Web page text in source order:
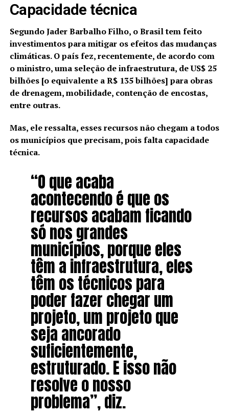
Capacidade técnica
Segundo Jader Barbalho Filho, o Brasil tem feito
investimentos para mitigar os efeitos das mudanças
climáticas. O país fez, recentemente, de acordo com
o ministro, uma seleção de infraestrutura, de US$ 25
bilhões [o equivalente a R$ 135 bilhões] para obras
de drenagem, mobilidade, contenção de encostas,
entre outras.
Mas, ele ressalta, esses recursos não chegam a todos
os municípios que precisam, pois falta capacidade
técnica.
“O que acaba
acontecendo é que os
recursos acabam ficando
só nos grandes
municípios, porque eles
têm a infraestrutura, eles
têm os técnicos para
poder fazer chegar um
projeto, um projeto que
seja ancorado
suficientemente,
estruturado. E isso não
resolve o nosso
problema”, diz.